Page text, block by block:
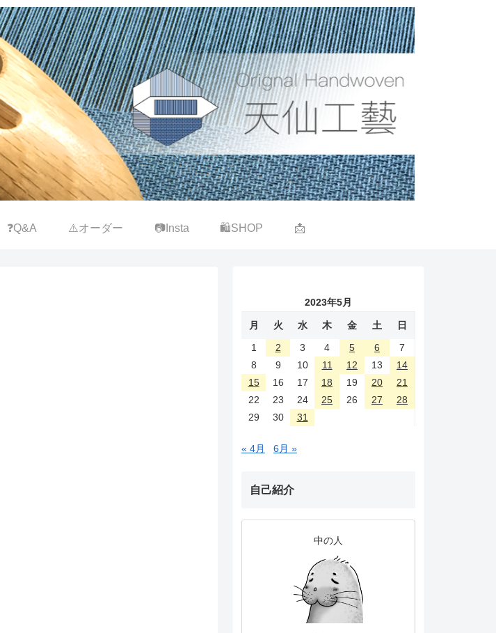
❓Q&A ⚠️オーダー 📷Insta 🛍SHOP 📩
2023年5月
月 火 水 木 金 土
日
1
2 3 4 5 6
7
8
9 10 11 12 13
14
15
16 17 18 19 20
21
22
23 24 25 26 27
28
29
30 31
« 4月 6月 »
自己紹介
中の人